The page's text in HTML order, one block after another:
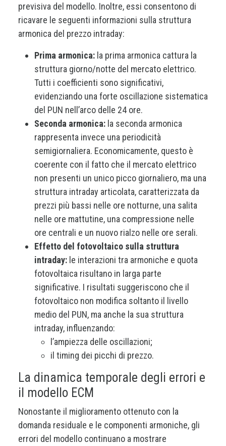
previsiva del modello. Inoltre, essi consentono di
ricavare le seguenti informazioni sulla struttura
armonica del prezzo intraday:
Prima armonica: la prima armonica cattura la
struttura giorno/notte del mercato elettrico.
Tutti i coefficienti sono significativi,
evidenziando una forte oscillazione sistematica
del PUN nell’arco delle 24 ore.
Seconda armonica: la seconda armonica
rappresenta invece una periodicità
semigiornaliera. Economicamente, questo è
coerente con il fatto che il mercato elettrico
non presenti un unico picco giornaliero, ma una
struttura intraday articolata, caratterizzata da
prezzi più bassi nelle ore notturne, una salita
nelle ore mattutine, una compressione nelle
ore centrali e un nuovo rialzo nelle ore serali.
Effetto del fotovoltaico sulla struttura
intraday: le interazioni tra armoniche e quota
fotovoltaica risultano in larga parte
significative. I risultati suggeriscono che il
fotovoltaico non modifica soltanto il livello
medio del PUN, ma anche la sua struttura
intraday, influenzando:
l’ampiezza delle oscillazioni;
il timing dei picchi di prezzo.
La dinamica temporale degli errori e
il modello ECM
Nonostante il miglioramento ottenuto con la
domanda residuale e le componenti armoniche, gli
errori del modello continuano a mostrare